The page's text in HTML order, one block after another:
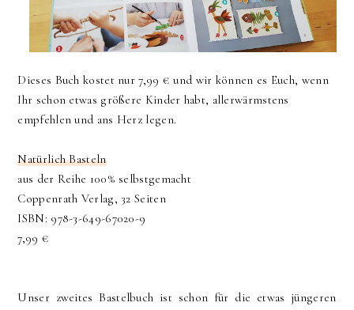
Dieses Buch kostet nur 7,99 € und wir können es Euch, wenn
Ihr schon etwas größere Kinder habt, allerwärmstens
empfehlen und ans Herz legen.
Natürlich Basteln
aus der Reihe 100% selbstgemacht
Coppenrath Verlag, 32 Seiten
ISBN: 978-3-649-67020-9
7,99 €
Unser zweites Bastelbuch ist schon für die etwas jüngeren